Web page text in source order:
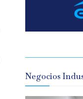
Negocios